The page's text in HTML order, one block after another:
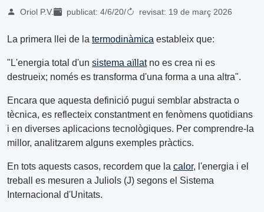
Oriol P.V. publicat: 4/6/20/ revisat: 19 de març 2026
La primera llei de la termodinàmica estableix que:
"L'energia total d'un sistema aïllatno es crea ni es
destrueix; només es transforma d'una forma a una altra".
Encara que aquesta definició pugui semblar abstracta o
tècnica, es reflecteix constantment en fenòmens quotidians
i en diverses aplicacions tecnològiques. Per comprendre-la
millor, analitzarem alguns exemples pràctics.
En tots aquests casos, recordem que la calor, l'energia i el
treball es mesuren a Juliols (J) segons el Sistema
Internacional d'Unitats.